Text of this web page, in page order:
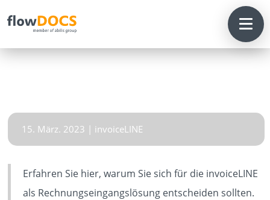
HOME
15. März. 2023 | invoiceLINE
Erfahren Sie hier, warum Sie sich für die invoiceLINE
als Rechnungseingangslösung entscheiden sollten.